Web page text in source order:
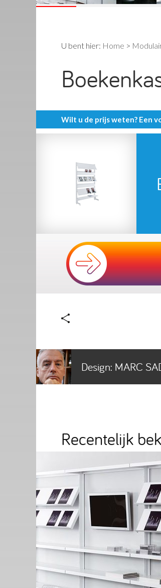
U bent hier: Home >
Wilt u de prijs weten? Een
Design: MARC
Recentelijk